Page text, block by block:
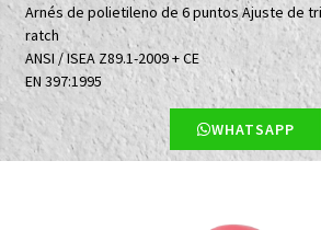
Arnés de polietileno de 6 puntos Ajuste de
ratch
ANSI / ISEA Z89.1-2009 + CE
ΕΝ 397:1995
WHATSAPP